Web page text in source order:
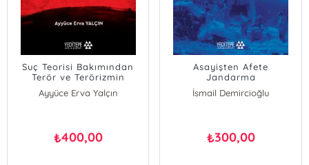
Suç Teorisi Bakımından
Terör ve Terörizmin
Finansmanı
Ayyüce Erva Yalçın
₺400,00
Asayişten Afete
Jandarma
İsmail Demircioğlu
₺300,00